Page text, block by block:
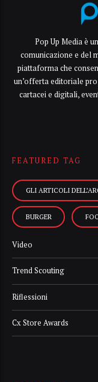
Pop Up Media è
comunicazione e del
piattaforma che
un’offerta editoriale
cartacei e digitali,
FEATURED TAG
GLI ARTICOLI
BURGER
Video
Trend Scouting
Riflessioni
Cx Store Awards